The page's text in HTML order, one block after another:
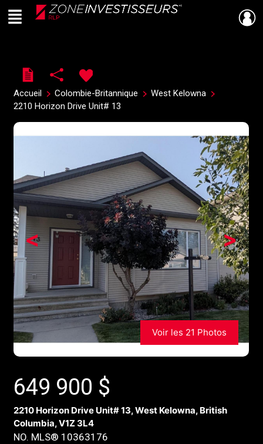
Live
En Direct
Menu
Accueil Colombie-Britannique
West Kelowna
2210 Horizon Drive Unit# 13
>
<
Voir les 21 Photos
649 900 $
2210 Horizon Drive Unit# 13, West Kelowna, British
Columbia, V1Z 3L4
NO. MLS® 10363176